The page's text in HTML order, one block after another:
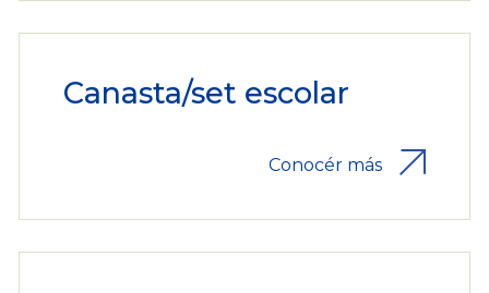
Canasta/set escolar
Conocér más